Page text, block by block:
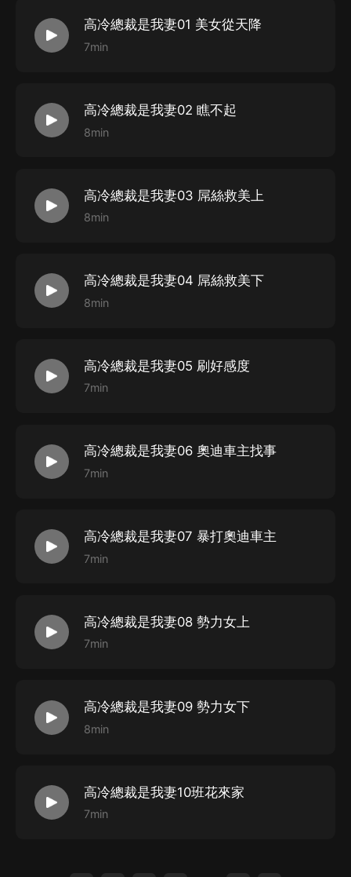
高冷總裁是我妻01 美女從天降
7min
高冷總裁是我妻02 瞧不起
8min
高冷總裁是我妻03 屌絲救美上
8min
高冷總裁是我妻04 屌絲救美下
8min
高冷總裁是我妻05 刷好感度
7min
高冷總裁是我妻06 奧迪車主找事
7min
高冷總裁是我妻07 暴打奧迪車主
7min
高冷總裁是我妻08 勢力女上
7min
高冷總裁是我妻09 勢力女下
8min
高冷總裁是我妻10班花來家
7min